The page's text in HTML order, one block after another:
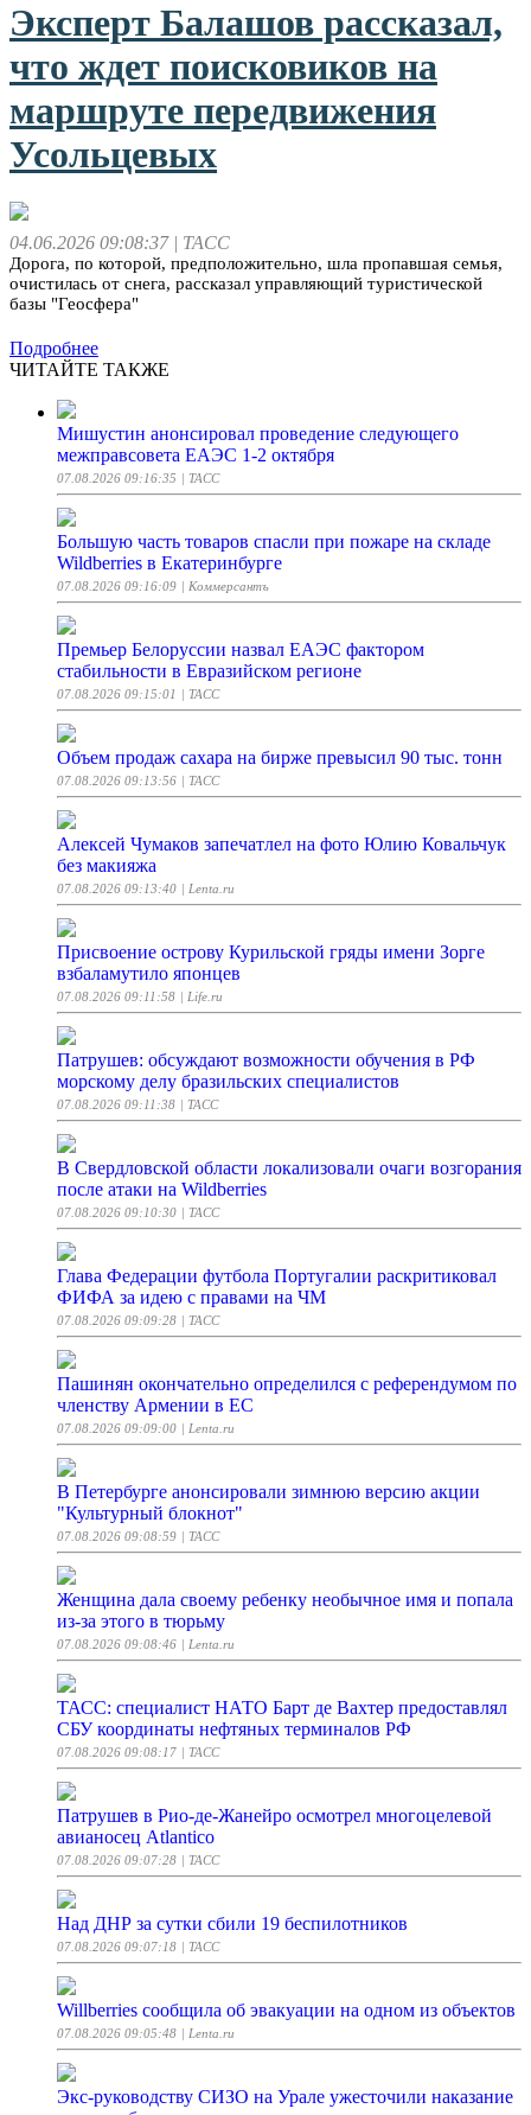
Эксперт Балашов рассказал,
что ждет поисковиков на
маршруте передвижения
Усольцевых
04.06.2026 09:08:37 | ТАСС
Дорога, по которой, предположительно, шла пропавшая семья,
очистилась от снега, рассказал управляющий туристической
базы "Геосфера"
Подробнее
ЧИТАЙТЕ ТАКЖЕ
Мишустин анонсировал проведение следующего
межправсовета ЕАЭС 1-2 октября
07.08.2026 09:16:35 | ТАСС
Большую часть товаров спасли при пожаре на складе
Wildberries в Екатеринбурге
07.08.2026 09:16:09 | Коммерсантъ
Премьер Белоруссии назвал ЕАЭС фактором
стабильности в Евразийском регионе
07.08.2026 09:15:01 | ТАСС
Объем продаж сахара на бирже превысил 90 тыс. тонн
07.08.2026 09:13:56 | ТАСС
Алексей Чумаков запечатлел на фото Юлию Ковальчук
без макияжа
07.08.2026 09:13:40 | Lenta.ru
Присвоение острову Курильской гряды имени Зорге
взбаламутило японцев
07.08.2026 09:11:58 | Life.ru
Патрушев: обсуждают возможности обучения в РФ
морскому делу бразильских специалистов
07.08.2026 09:11:38 | ТАСС
В Свердловской области локализовали очаги возгорания
после атаки на Wildberries
07.08.2026 09:10:30 | ТАСС
Глава Федерации футбола Португалии раскритиковал
ФИФА за идею с правами на ЧМ
07.08.2026 09:09:28 | ТАСС
Пашинян окончательно определился с референдумом по
членству Армении в ЕС
07.08.2026 09:09:00 | Lenta.ru
В Петербурге анонсировали зимнюю версию акции
"Культурный блокнот"
07.08.2026 09:08:59 | ТАСС
Женщина дала своему ребенку необычное имя и попала
из-за этого в тюрьму
07.08.2026 09:08:46 | Lenta.ru
ТАСС: специалист НАТО Барт де Вахтер предоставлял
СБУ координаты нефтяных терминалов РФ
07.08.2026 09:08:17 | ТАСС
Патрушев в Рио-де-Жанейро осмотрел многоцелевой
авианосец Atlantico
07.08.2026 09:07:28 | ТАСС
Над ДНР за сутки сбили 19 беспилотников
07.08.2026 09:07:18 | ТАСС
Willberries сообщила об эвакуации на одном из объектов
07.08.2026 09:05:48 | Lenta.ru
Экс-руководству СИЗО на Урале ужесточили наказание